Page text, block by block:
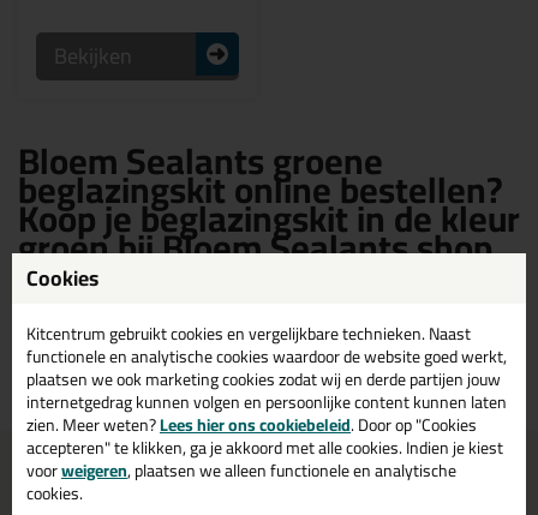
Bekijken
Bloem Sealants groene
beglazingskit online bestellen?
Koop je beglazingskit in de kleur
groen bij Bloem Sealants shop
Sealants shop vind je een ruim assortiment Bloem Sealants groene
beglazingskit. Bestel je Bloem Sealants beglazingskit groen daarom
gemakkelijk en snel op Bloem Sealants shop!
Voor 16:00 uur besteld
morgen in huis
Gratisbezorging inNL & BE
vanaf75,-
Cookies
Kitcentrum gebruikt cookies en vergelijkbare technieken. Naast
functionele en analytische cookies waardoor de website goed werkt,
plaatsen we ook marketing cookies zodat wij en derde partijen jouw
internetgedrag kunnen volgen en persoonlijke content kunnen laten
zien. Meer weten?Lees hier ons cookiebeleid. Door op "Cookies
accepteren" te klikken, ga je akkoord met alle cookies. Indien je kiest
voorweigeren, plaatsen we alleen functionele en analytische
cookies.